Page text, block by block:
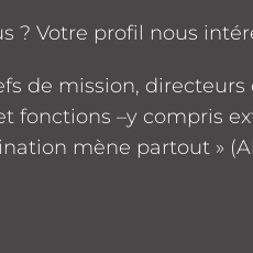
? Votre profil nous
de mission,
fonctions –y compris
mène partout »